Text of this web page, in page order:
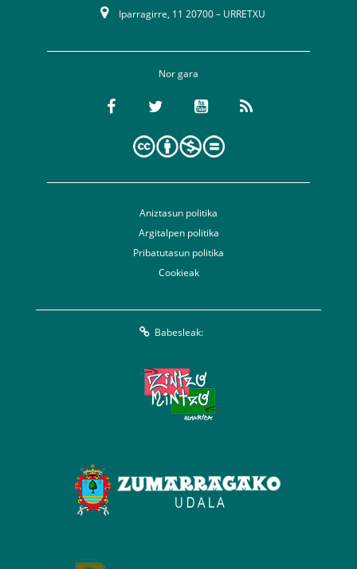
Iparragirre, 11 20700 – URRETXU
Nor gara
Aniztasun politika
Argitalpen politika
Pribatutasun politika
Cookieak
Babesleak: